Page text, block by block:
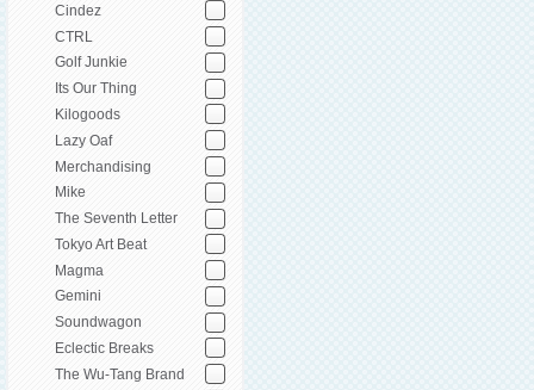
Cindez
CTRL
Golf Junkie
Its Our Thing
Kilogoods
Lazy Oaf
Merchandising
Mike
The Seventh Letter
Tokyo Art Beat
Magma
Gemini
Soundwagon
Eclectic Breaks
The Wu-Tang Brand